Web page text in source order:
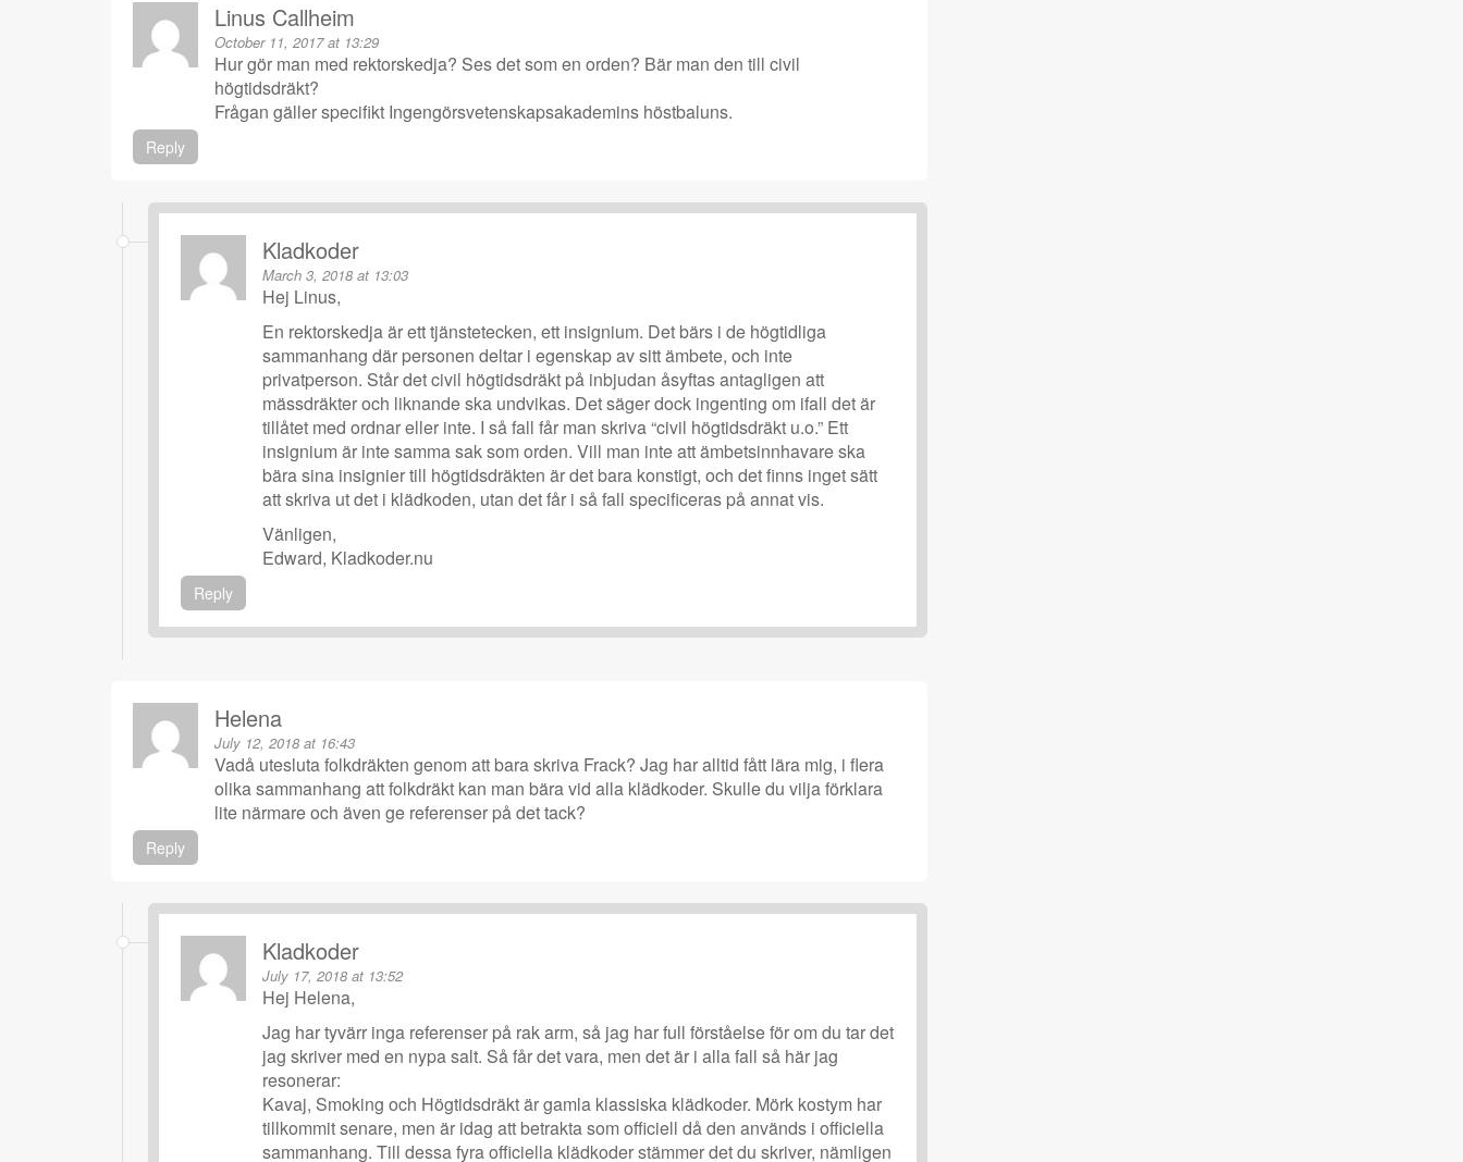
Linus Callheim
October 11, 2017 at 13:29
Hur gör man med rektorskedja? Ses det som en orden? Bär man den till civil
högtidsdräkt?
Frågan gäller specifikt Ingengörsvetenskapsakademins höstbaluns.
Reply
Kladkoder
March 3, 2018 at 13:03
Hej Linus,
En rektorskedja är ett tjänstetecken, ett insignium. Det bärs i de högtidliga
sammanhang där personen deltar i egenskap av sitt ämbete, och inte
privatperson. Står det civil högtidsdräkt på inbjudan åsyftas antagligen att
mässdräkter och liknande ska undvikas. Det säger dock ingenting om ifall det är
tillåtet med ordnar eller inte. I så fall får man skriva “civil högtidsdräkt u.o.” Ett
insignium är inte samma sak som orden. Vill man inte att ämbetsinnhavare ska
bära sina insignier till högtidsdräkten är det bara konstigt, och det finns inget sätt
att skriva ut det i klädkoden, utan det får i så fall specificeras på annat vis.
Vänligen,
Edward, Kladkoder.nu
Reply
Helena
July 12, 2018 at 16:43
Vadå utesluta folkdräkten genom att bara skriva Frack? Jag har alltid fått lära mig, i flera
olika sammanhang att folkdräkt kan man bära vid alla klädkoder. Skulle du vilja förklara
lite närmare och även ge referenser på det tack?
Reply
Kladkoder
July 17, 2018 at 13:52
Hej Helena,
Jag har tyvärr inga referenser på rak arm, så jag har full förståelse för om du tar det
jag skriver med en nypa salt. Så får det vara, men det är i alla fall så här jag
resonerar:
Kavaj, Smoking och Högtidsdräkt är gamla klassiska klädkoder. Mörk kostym har
tillkommit senare, men är idag att betrakta som officiell då den används i officiella
sammanhang. Till dessa fyra officiella klädkoder stämmer det du skriver, nämligen